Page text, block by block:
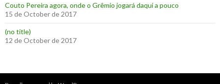
‪Couto Pereira agora, onde o Grêmio jogará daqui a pouco ‬
15 de October de 2017
(no title)
12 de October de 2017